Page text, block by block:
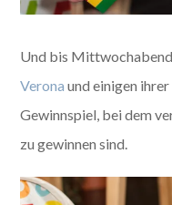
Und bis
Verona und einigen
Gewinnspiel, bei dem
zu gewinnen sind.